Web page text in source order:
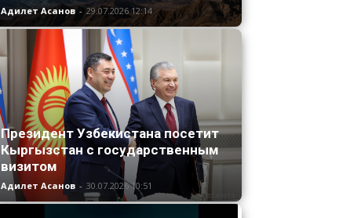
Адилет Асанов - 29.07.2026 12:14
Президент Узбекистана посетит
Кыргызстан с государственным
визитом
Адилет Асанов - 30.07.2026 10:51